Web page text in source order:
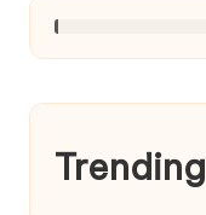
Trending